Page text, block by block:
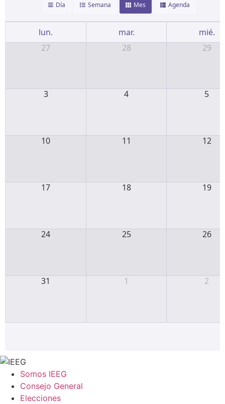
Día Semana Mes Agenda
lun. mar.
mié.
27
28 29
3 4 5
10 11 12
17 18 19
24 25 26
31 1 2
Somos IEEG
Consejo General
Elecciones